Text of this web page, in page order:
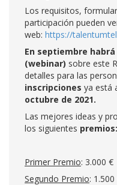
Los requisitos,
participación pueden
web: https://
En septiembre
(webinar) sobre este
detalles para las
inscripciones ya está
octubre de 2021.
Las mejores ideas y
los siguientes premios:
Primer Premio: 3.000 €
Segundo Premio: 1.500